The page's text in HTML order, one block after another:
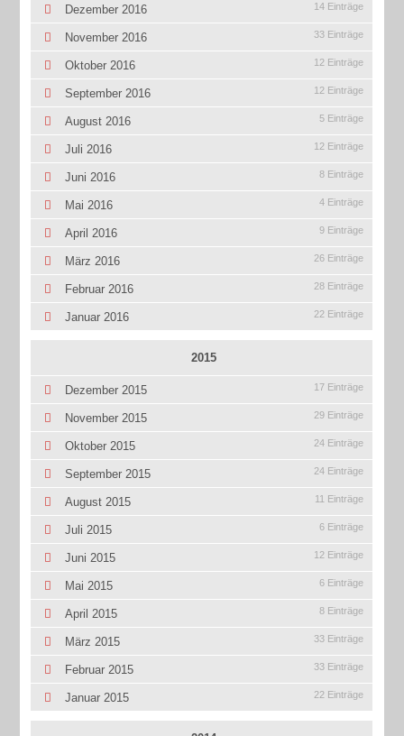
Dezember 2016 14 Einträge
November 2016 33 Einträge
Oktober 2016 12 Einträge
September 2016 12 Einträge
August 2016 5 Einträge
Juli 2016 12 Einträge
Juni 2016 8 Einträge
Mai 2016 4 Einträge
April 2016 9 Einträge
März 2016 26 Einträge
Februar 2016 28 Einträge
Januar 2016 22 Einträge
2015
Dezember 2015 17 Einträge
November 2015 29 Einträge
Oktober 2015 24 Einträge
September 2015 24 Einträge
August 2015 11 Einträge
Juli 2015 6 Einträge
Juni 2015 12 Einträge
Mai 2015 6 Einträge
April 2015 8 Einträge
März 2015 33 Einträge
Februar 2015 33 Einträge
Januar 2015 22 Einträge